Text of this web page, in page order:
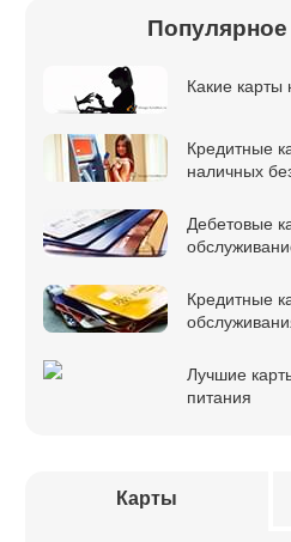
Популярное
Какие карты
Кредитные
наличных
Дебетовые
Кредитные
Лучшие
питания
Карты